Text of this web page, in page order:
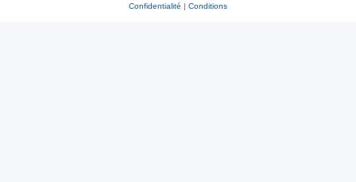
Confidentialité | Conditions